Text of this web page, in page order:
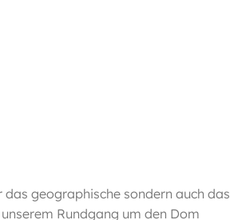
geographische sondern auch das
Rundgang um den Dom